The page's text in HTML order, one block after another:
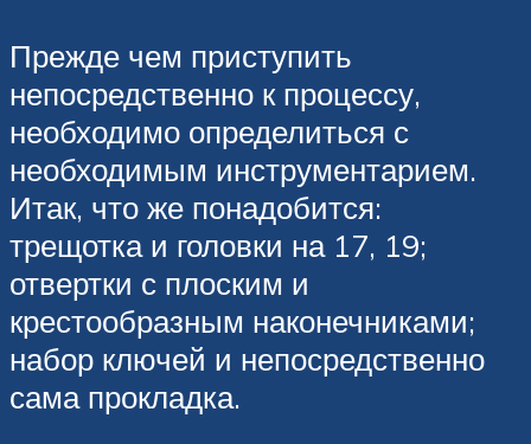
Прежде чем приступить
непосредственно к процессу,
необходимо определиться с
необходимым инструментарием.
Итак, что же понадобится:
трещотка и головки на 17, 19;
отвертки с плоским и
крестообразным наконечниками;
набор ключей и непосредственно
сама прокладка.